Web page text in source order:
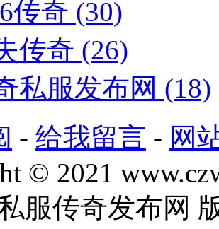
传奇 (30)
传奇 (26)
私服发布网 (18)
- 给我留言 - 网
© 2021
服传奇发布网